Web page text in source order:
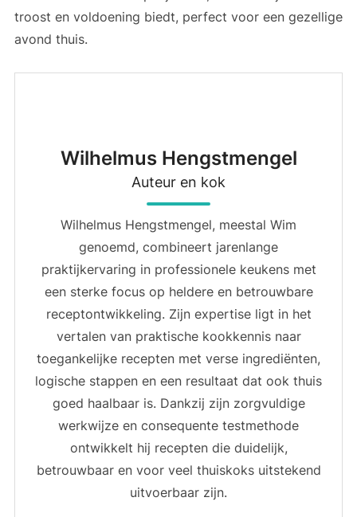
troost en voldoening biedt, perfect voor een gezellige
avond thuis.
Wilhelmus Hengstmengel
Auteur en kok
Wilhelmus Hengstmengel, meestal Wim
genoemd, combineert jarenlange
praktijkervaring in professionele keukens met
een sterke focus op heldere en betrouwbare
receptontwikkeling. Zijn expertise ligt in het
vertalen van praktische kookkennis naar
toegankelijke recepten met verse ingrediënten,
logische stappen en een resultaat dat ook thuis
goed haalbaar is. Dankzij zijn zorgvuldige
werkwijze en consequente testmethode
ontwikkelt hij recepten die duidelijk,
betrouwbaar en voor veel thuiskoks uitstekend
uitvoerbaar zijn.